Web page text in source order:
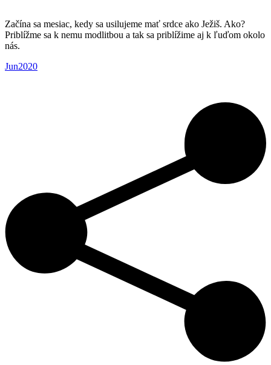
Začína sa mesiac, kedy sa usilujeme mať srdce ako Ježiš. Ako?
Priblížme sa k nemu modlitbou a tak sa priblížime aj k ľuďom okolo
nás.
Jun2020